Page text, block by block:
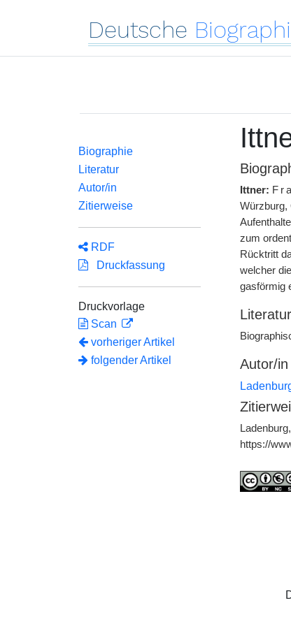
Deutsche
Biographie
Literatur
Autor/in
Zitierweise
RDF
Druckfassung
Druckvorlage
Scan
vorheriger Artikel
folgender Artikel
Ittner:
Würzburg,
zum
Rücktritt
welcher
gasförmig
Literatur
Autor/in
https://